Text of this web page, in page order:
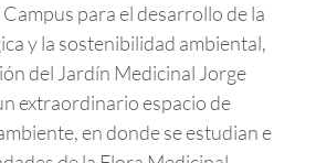
para el desarrollo de la
y la sostenibilidad ambiental,
del Jardín Medicinal Jorge
extraordinario espacio de
en donde se estudian e